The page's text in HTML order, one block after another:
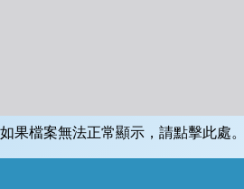
如果檔案無法正常顯示，請點擊此處。